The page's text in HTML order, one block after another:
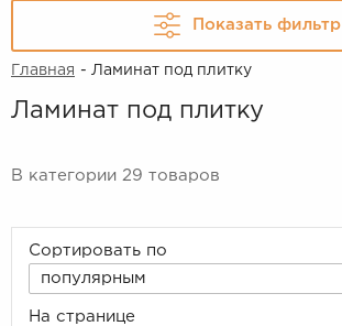
Показать фильтр
Главная - Ламинат под плитку
Ламинат под плитку
В категории 29 товаров
Сортировать по
популярным
На странице